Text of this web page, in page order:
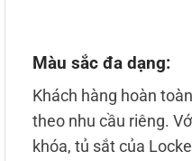
Màu sắc đa dạng:
Khách hàng hoàn
theo nhu cầu riêng.
khóa, tủ sắt của